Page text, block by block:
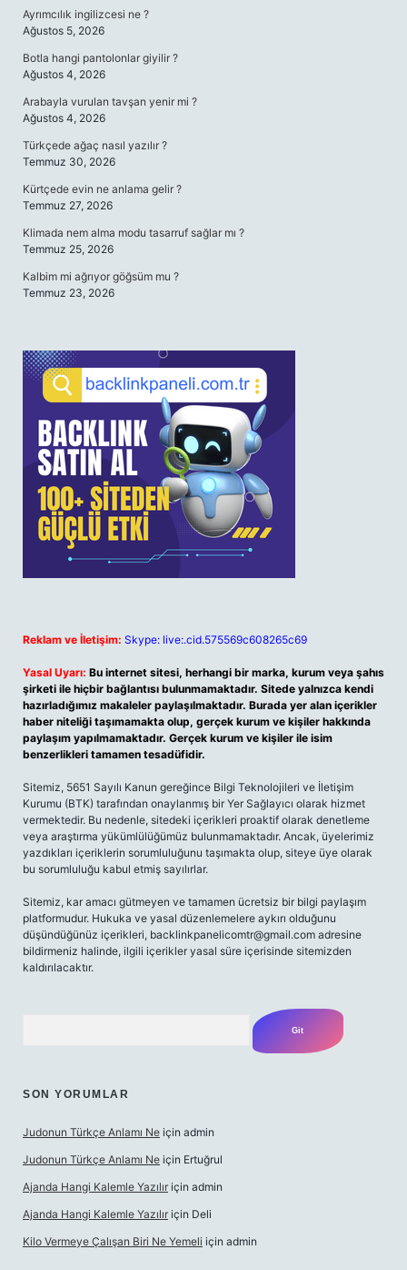
Ayrımcılık ingilizcesi ne ?
Ağustos 5, 2026
Botla hangi pantolonlar giyilir ?
Ağustos 4, 2026
Arabayla vurulan tavşan yenir mi ?
Ağustos 4, 2026
Türkçede ağaç nasıl yazılır ?
Temmuz 30, 2026
Kürtçede evin ne anlama gelir ?
Temmuz 27, 2026
Klimada nem alma modu tasarruf sağlar mı ?
Temmuz 25, 2026
Kalbim mi ağrıyor göğsüm mu ?
Temmuz 23, 2026
Reklam ve İletişim: Skype: live:.cid.575569c608265c69
Yasal Uyarı: Bu internet sitesi, herhangi bir marka, kurum veya şahıs
şirketi ile hiçbir bağlantısı bulunmamaktadır. Sitede yalnızca kendi
hazırladığımız makaleler paylaşılmaktadır. Burada yer alan içerikler
haber niteliği taşımamakta olup, gerçek kurum ve kişiler hakkında
paylaşım yapılmamaktadır. Gerçek kurum ve kişiler ile isim
benzerlikleri tamamen tesadüfidir.
Sitemiz, 5651 Sayılı Kanun gereğince Bilgi Teknolojileri ve İletişim
Kurumu (BTK) tarafından onaylanmış bir Yer Sağlayıcı olarak hizmet
vermektedir. Bu nedenle, sitedeki içerikleri proaktif olarak denetleme
veya araştırma yükümlülüğümüz bulunmamaktadır. Ancak, üyelerimiz
yazdıkları içeriklerin sorumluluğunu taşımakta olup, siteye üye olarak
bu sorumluluğu kabul etmiş sayılırlar.
Sitemiz, kar amacı gütmeyen ve tamamen ücretsiz bir bilgi paylaşım
platformudur. Hukuka ve yasal düzenlemelere aykırı olduğunu
düşündüğünüz içerikleri, backlinkpanelicomtr@gmail.com adresine
bildirmeniz halinde, ilgili içerikler yasal süre içerisinde sitemizden
kaldırılacaktır.
SON YORUMLAR
Judonun Türkçe Anlamı Ne için admin
Judonun Türkçe Anlamı Ne için Ertuğrul
Ajanda Hangi Kalemle Yazılır için admin
Ajanda Hangi Kalemle Yazılır için Deli
Kilo Vermeye Çalışan Biri Ne Yemeli için admin